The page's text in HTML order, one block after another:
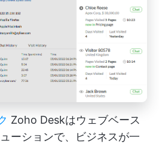
Zoho Deskはウェブベース
ーションで、ビジネスが一